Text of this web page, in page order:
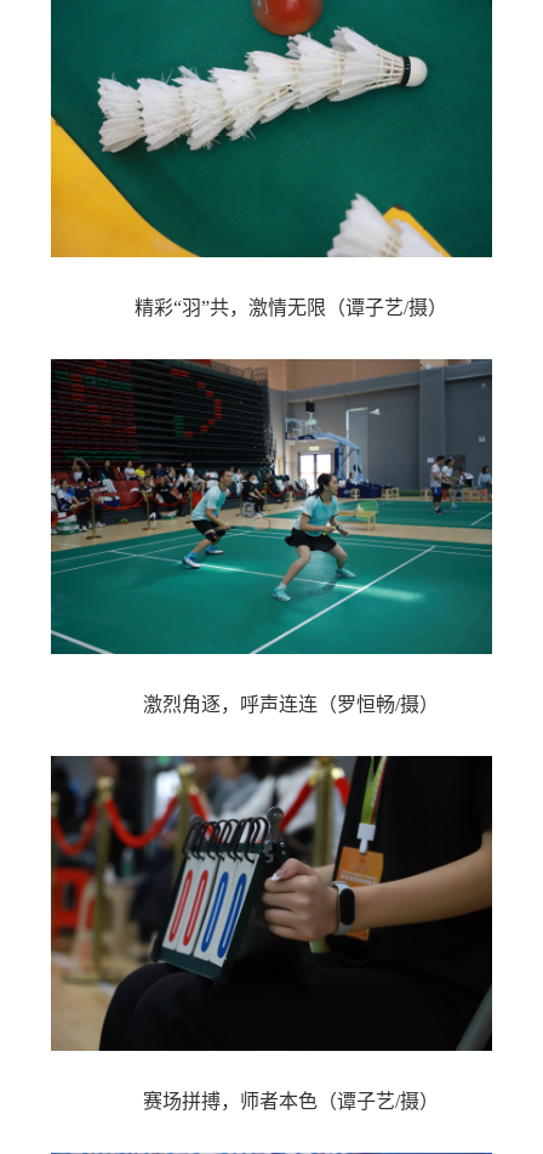
精彩“羽”共，激情无限 （谭子艺/摄）
激烈角逐，呼声连连 （罗恒畅/摄）
赛场拼搏，师者本色（谭子艺/摄）